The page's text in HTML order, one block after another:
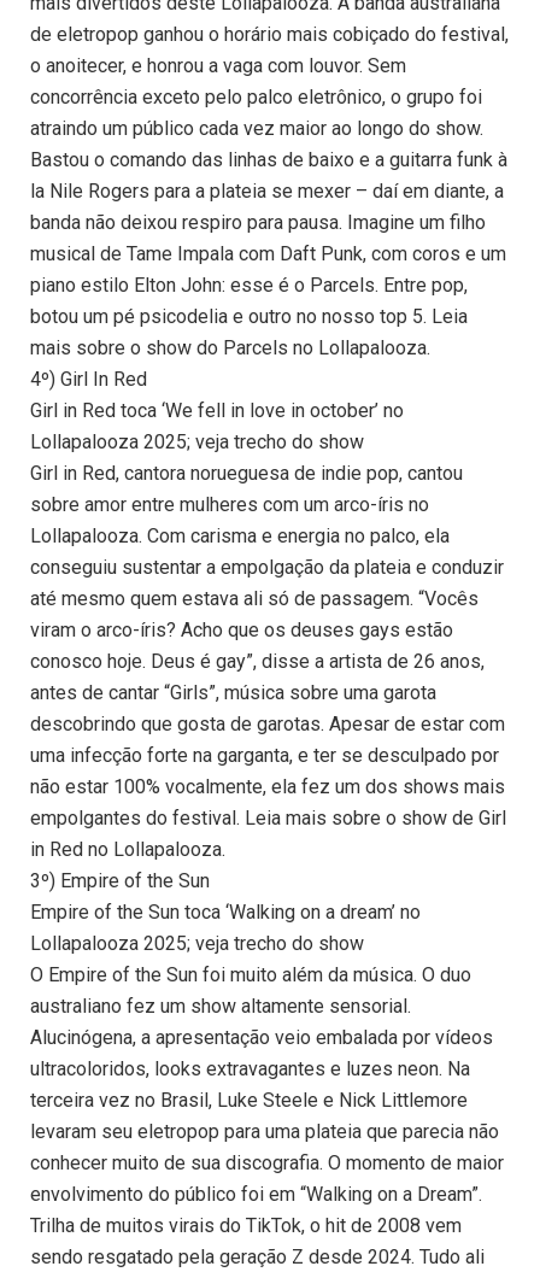
de eletropop ganhou o horário mais cobiçado do festival,
o anoitecer, e honrou a vaga com louvor. Sem
concorrência exceto pelo palco eletrônico, o grupo foi
atraindo um público cada vez maior ao longo do show.
Bastou o comando das linhas de baixo e a guitarra funk à
la Nile Rogers para a plateia se mexer – daí em diante, a
banda não deixou respiro para pausa. Imagine um filho
musical de Tame Impala com Daft Punk, com coros e um
piano estilo Elton John: esse é o Parcels. Entre pop,
botou um pé psicodelia e outro no nosso top 5. Leia
mais sobre o show do Parcels no Lollapalooza.
4º) Girl In Red
Girl in Red toca ‘We fell in love in october’ no
Lollapalooza 2025; veja trecho do show
Girl in Red, cantora norueguesa de indie pop, cantou
sobre amor entre mulheres com um arco-íris no
Lollapalooza. Com carisma e energia no palco, ela
conseguiu sustentar a empolgação da plateia e conduzir
até mesmo quem estava ali só de passagem. “Vocês
viram o arco-íris? Acho que os deuses gays estão
conosco hoje. Deus é gay”, disse a artista de 26 anos,
antes de cantar “Girls”, música sobre uma garota
descobrindo que gosta de garotas. Apesar de estar com
uma infecção forte na garganta, e ter se desculpado por
não estar 100% vocalmente, ela fez um dos shows mais
empolgantes do festival. Leia mais sobre o show de Girl
in Red no Lollapalooza.
3º) Empire of the Sun
Empire of the Sun toca ‘Walking on a dream’ no
Lollapalooza 2025; veja trecho do show
O Empire of the Sun foi muito além da música. O duo
australiano fez um show altamente sensorial.
Alucinógena, a apresentação veio embalada por vídeos
ultracoloridos, looks extravagantes e luzes neon. Na
terceira vez no Brasil, Luke Steele e Nick Littlemore
levaram seu eletropop para uma plateia que parecia não
conhecer muito de sua discografia. O momento de maior
envolvimento do público foi em “Walking on a Dream”.
Trilha de muitos virais do TikTok, o hit de 2008 vem
sendo resgatado pela geração Z desde 2024. Tudo ali